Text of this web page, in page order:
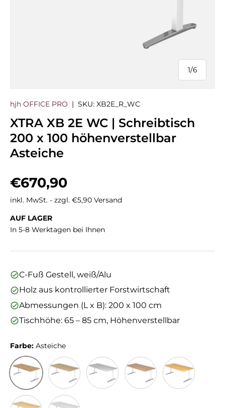
1/
von
6
hjh OFFICE PRO | SKU: XB2E_R_WC
XTRA XB 2E WC | Schreibtisch
200 x 100 höhenverstellbar
Asteiche
Normaler Preis
€670,90
inkl. MwSt. - zzgl. €5,90 Versand
AUF LAGER
In 5-8 Werktagen bei Ihnen
C-Fuß Gestell, weiß/Alu
Holz aus kontrollierter Forstwirtschaft
Abmessungen (L x B): 200 x 100 cm
Tischhöhe: 65 – 85 cm, Höhenverstellbar
Farbe: Asteiche
Asteiche Eiche